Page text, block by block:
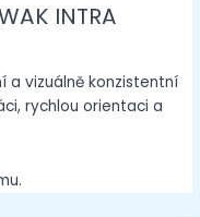
INTRA
a vizuálně konzistentní
rychlou orientaci a